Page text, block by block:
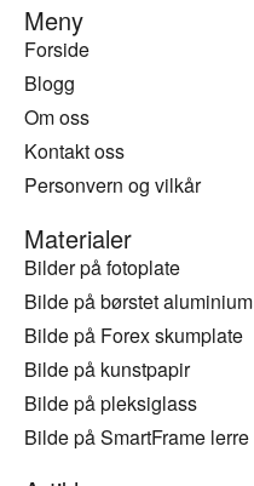
Meny
Forside
Blogg
Om oss
Kontakt oss
Personvern og vilkår
Materialer
Bilder på fotoplate
Bilde på børstet aluminium
Bilde på Forex skumplate
Bilde på kunstpapir
Bilde på pleksiglass
Bilde på SmartFrame lerre